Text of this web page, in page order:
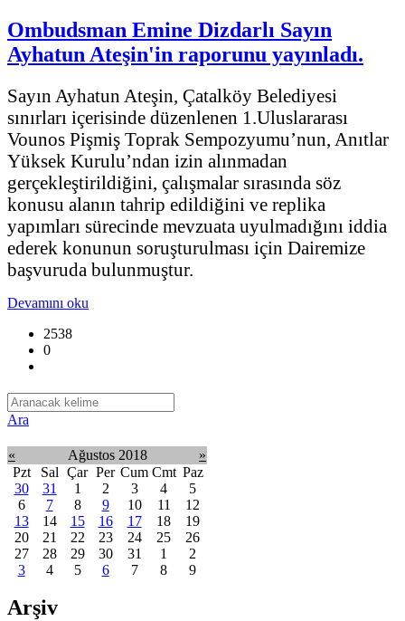
Ombudsman Emine Dizdarlı Sayın
Ayhatun Ateşin'in raporunu yayınladı.
Sayın Ayhatun Ateşin, Çatalköy Belediyesi
sınırları içerisinde düzenlenen 1.Uluslararası
Vounos Pişmiş Toprak Sempozyumu’nun, Anıtlar
Yüksek Kurulu’ndan izin alınmadan
gerçekleştirildiğini, çalışmalar sırasında söz
konusu alanın tahrip edildiğini ve replika
yapımları sürecinde mevzuata uyulmadığını iddia
ederek konunun soruşturulması için Dairemize
başvuruda bulunmuştur.
Devamını oku
2538
0
Ara
« Ağustos 2018
»
Pzt
Sal Çar Per Cum Cmt Paz
30
31 1 2 3 4
5
6
7 8 9 10 11
12
13
14 15 16 17 18
19
20
21 22 23 24 25
26
27
28 29 30 31 1
2
3
4 5 6 7 8 9
Arşiv